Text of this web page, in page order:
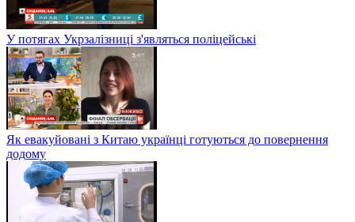
У потягах Укрзалізниці з'являться поліцейські
Як евакуйовані з Китаю українці готуються до повернення
додому